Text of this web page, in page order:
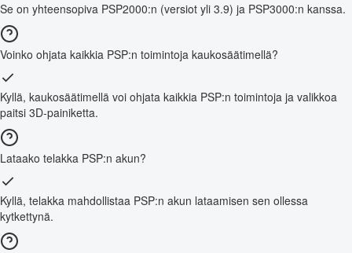
Se on yhteensopiva PSP2000:n (versiot yli 3.9) ja PSP3000:n kanssa.
Voinko ohjata kaikkia PSP:n toimintoja kaukosäätimellä?
Kyllä, kaukosäätimellä voi ohjata kaikkia PSP:n toimintoja ja valikkoa
paitsi 3D-painiketta.
Lataako telakka PSP:n akun?
Kyllä, telakka mahdollistaa PSP:n akun lataamisen sen ollessa
kytkettynä.